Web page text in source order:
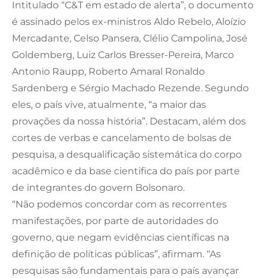
Intitulado “C&T em estado de alerta”, o documento
é assinado pelos ex-ministros Aldo Rebelo, Aloízio
Mercadante, Celso Pansera, Clélio Campolina, José
Goldemberg, Luiz Carlos Bresser-Pereira, Marco
Antonio Raupp, Roberto Amaral Ronaldo
Sardenberg e Sérgio Machado Rezende. Segundo
eles, o país vive, atualmente, “a maior das
provações da nossa história”. Destacam, além dos
cortes de verbas e cancelamento de bolsas de
pesquisa, a desqualificação sistemática do corpo
acadêmico e da base cientifica do país por parte
de integrantes do govern Bolsonaro.
“Não podemos concordar com as recorrentes
manifestações, por parte de autoridades do
governo, que negam evidências científicas na
definição de políticas públicas”, afirmam. “As
pesquisas são fundamentais para o país avançar